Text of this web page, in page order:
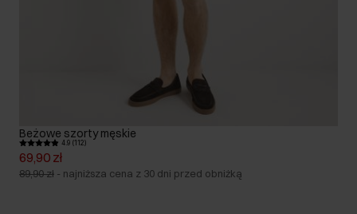
Beżowe szorty męskie
4.9 (112)
69,90 zł
89,90 zł - najniższa cena z 30 dni przed obniżką